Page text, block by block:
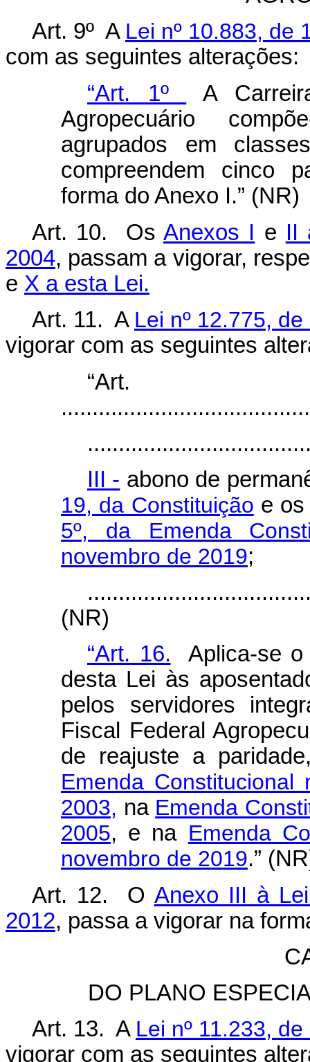
Art. 9º A Lei nº 10.883, de
com as seguintes alterações:
“Art. 1º
A
Agropecuário
agrupados em
compreendem cinco
forma do Anexo I.” (NR)
Art. 10. Os Anexos I e II
2004, passam a vigorar,
e X a esta Lei.
Art. 11. A Lei nº 12.775,
vigorar com as seguintes
III - abono de
19, da Constituição e
5º, da Emenda
novembro de 2019;
(NR)
“Art. 16. Aplica-se
desta Lei às
pelos servidores
Fiscal Federal
de reajuste a
Emenda
2003, na Emenda
2005, e na Emenda
novembro de 2019.”
Art. 12. O Anexo III à
2012, passa a vigorar na
DO PLANO
Art. 13. A Lei nº 11.233,
vigorar com as seguintes